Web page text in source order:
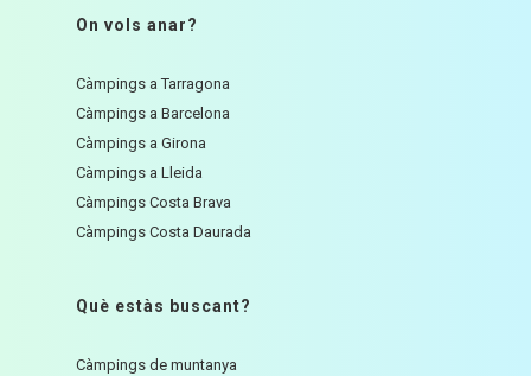
On vols anar?
Càmpings a Tarragona
Càmpings a Barcelona
Càmpings a Girona
Càmpings a Lleida
Càmpings Costa Brava
Càmpings Costa Daurada
Què estàs buscant?
Càmpings de muntanya